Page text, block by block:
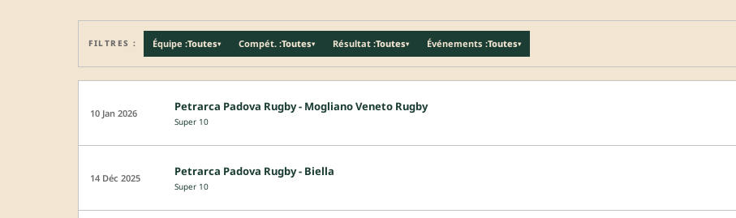
FILTRES : Équipe :Toutes▾ Compét. :Toutes▾ Résultat :Toutes▾ Événements :Toutes▾
10 Jan 2026 Petrarca Padova Rugby - Mogliano Veneto Rugby
Super 10
14 Déc 2025 Petrarca Padova Rugby - Biella
Super 10